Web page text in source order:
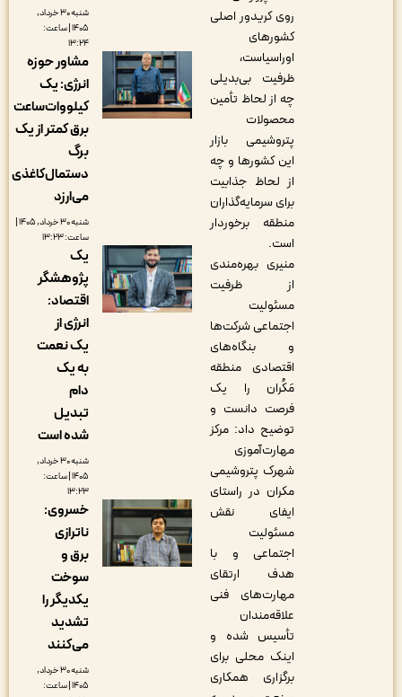
روی کریدور اصلی
کشورهای
اوراسیاست،
ظرفیت بی‌بدیلی
چه از لحاظ تأمین
محصولات
پتروشیمی بازار
این کشورها و چه
از لحاظ جذابیت
برای سرمایه‌گذاران
منطقه برخوردار
منیری بهره‌مندی
از ظرفیت
مسئولیت
اجتماعی شرکت‌ها
و بنگاه‌های
اقتصادی منطقه
مَکُران را یک
فرصت دانست و
توضیح داد: مرکز
مهارت‌آموزی
شهرک پتروشیمی
مکران در راستای
ایفای نقش
مسئولیت
اجتماعی و با
هدف ارتقای
مهارت‌های فنی
علاقه‌مندان
تأسیس شده و
اینک محلی برای
برگزاری همکاری
شنبه ۳۰ خرداد,
۱۴۰۵ | ساعت:
مشاور حوزه
انرژی: یک
کیلووات‌ساعت
برق کمتر از یک
دستمال‌کاغذی
شنبه ۳۰ خرداد, ۱۴۰۵ |
یک
پژوهشگر
اقتصاد:
یک نعمت
شده است
شنبه ۳۰ خرداد,
۱۴۰۵ | ساعت:
خسروی:
ناترازی
برق و
یکدیگر را
می‌کنند
شنبه ۳۰ خرداد,
۱۴۰۵ | ساعت: